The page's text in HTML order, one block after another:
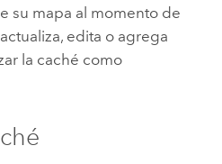
su mapa al momento de
edita o agrega
la caché como